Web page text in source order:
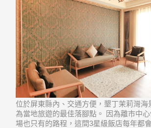
位於屏東縣內、交通方便，墾丁茉莉灣海
為當地旅遊的最佳落腳點。 因為離市中
場也只有的路程，這間3星級飯店每年都